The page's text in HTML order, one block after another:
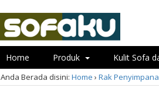
Home Produk Kulit Sofa
Anda Berada disini: Home › Rak